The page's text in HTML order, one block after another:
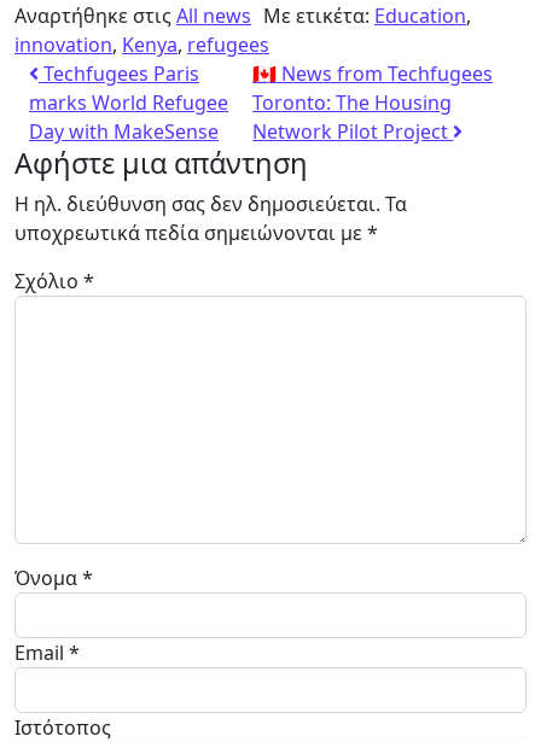
Αναρτήθηκε στιςAll news Με ετικέτα: Education,
innovation, Kenya, refugees
Techfugees Paris
marks World Refugee
Day with MakeSense
🇨🇦 News from Techfugees
Toronto: The Housing
Network Pilot Project
Αφήστε μια απάντηση
Η ηλ. διεύθυνση σας δεν δημοσιεύεται. Τα
υποχρεωτικά πεδία σημειώνονται με*
Σχόλιο *
Όνομα*
Email *
Ιστότοπος